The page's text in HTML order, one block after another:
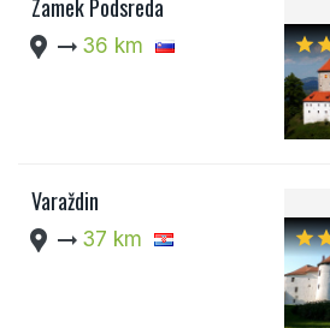
Zamek Podsreda
location_pin arrow_right_alt 36 km star
Varaždin
location_pin arrow_right_alt 37 km star